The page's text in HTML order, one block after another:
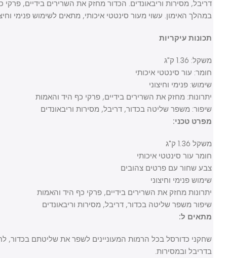
דריבל, מסירות וריבאונדים. הכדור מחזק את השרירים בידיים, פרקי כף
במהלך האימון. עשוי מעור סינטטי איכותי, מתאים לשימוש פנימי וחיצוני.
תכונות עיקריות
משקל: 1.36 ק"ג
חומר: עור סינטטי איכותי
שימוש: פנימי וחיצוני
יתרונות: מחזק את השרירים בידיים, פרקי כף היד והאמות
שיפור: משפר שליטה בכדור, דריבל, מסירות וריבאונדים
מפרט טכני:
משקל 1.36 ק"ג
חומר עור סינטטי איכותי
צבע שחור עם פרטים צהובים
שימוש פנימי וחיצוני
יתרונות מחזק את השרירים בידיים, פרקי כף היד והאמות
שיפור משפר שליטה בכדור, דריבל, מסירות וריבאונדים
מתאים ל:
שחקני כדורסל בכל הרמות המעוניינים לשפר את שליטתם בכדור, לחזק
בדריבל ובמסירות.